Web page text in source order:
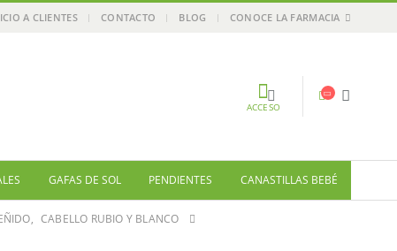
A CLIENTES CONTACTO BLOG CONOCE LA FARMACIA
ACCESO
GAFAS DE SOL PENDIENTES CANASTILLAS BEBÉ
, CABELLO RUBIO Y BLANCO